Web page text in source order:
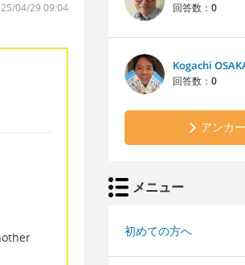
04/29 09:04 回答数： 0
Kogachi
回答数： 0
アンカ
メニュー
初めての方へ